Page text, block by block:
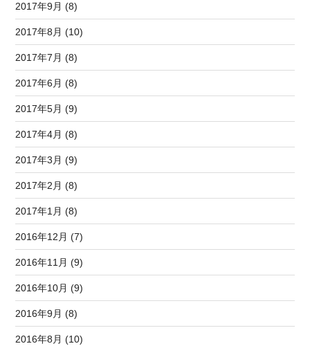
2017年9月 (8)
2017年8月 (10)
2017年7月 (8)
2017年6月 (8)
2017年5月 (9)
2017年4月 (8)
2017年3月 (9)
2017年2月 (8)
2017年1月 (8)
2016年12月 (7)
2016年11月 (9)
2016年10月 (9)
2016年9月 (8)
2016年8月 (10)